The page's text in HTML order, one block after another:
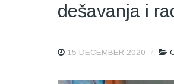
dešavanja i
15 DECEMBER 2020